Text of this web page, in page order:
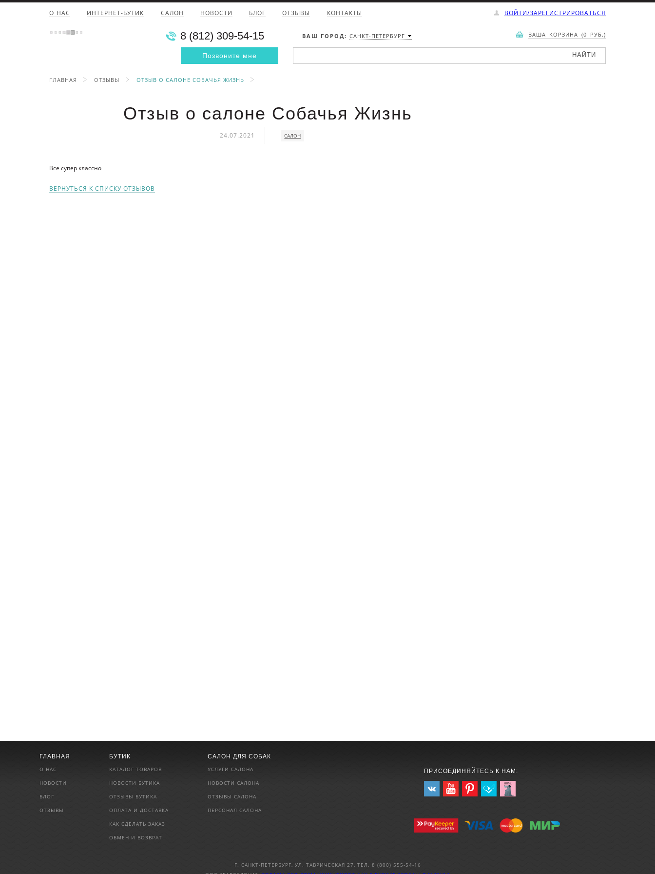
О НАС ИНТЕРНЕТ-БУТИК САЛОН НОВОСТИ БЛОГ ОТЗЫВЫ КОНТАКТЫ ВОЙТИ/ЗАРЕГИСТРИРОВАТЬСЯ
8 (812) 309-54-15 ВАШ ГОРОД: САНКТ-ПЕТЕРБУРГ ВАША КОРЗИНА (0 РУБ.)
Позвоните мне
ГЛАВНАЯ ОТЗЫВЫ ОТЗЫВ О САЛОНЕ СОБАЧЬЯ ЖИЗНЬ
Отзыв о салоне Собачья Жизнь
24.07.2021 САЛОН
Все супер классно
ВЕРНУТЬСЯ К СПИСКУ ОТЗЫВОВ
ГЛАВНАЯ
О НАС
НОВОСТИ
БЛОГ
ОТЗЫВЫ
БУТИК
КАТАЛОГ ТОВАРОВ
НОВОСТИ БУТИКА
ОТЗЫВЫ БУТИКА
ОПЛАТА И ДОСТАВКА
КАК СДЕЛАТЬ ЗАКАЗ
ОБМЕН И ВОЗВРАТ
САЛОН ДЛЯ СОБАК
УСЛУГИ САЛОНА
НОВОСТИ САЛОНА
ОТЗЫВЫ САЛОНА
ПЕРСОНАЛ САЛОНА
ПРИСОЕДИНЯЙТЕСЬ К НАМ:
Г. САНКТ-ПЕТЕРБУРГ, УЛ. ТАВРИЧЕСКАЯ 27, ТЕЛ. 8 (800) 555-54-16